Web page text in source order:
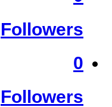
Followers
0
Followers